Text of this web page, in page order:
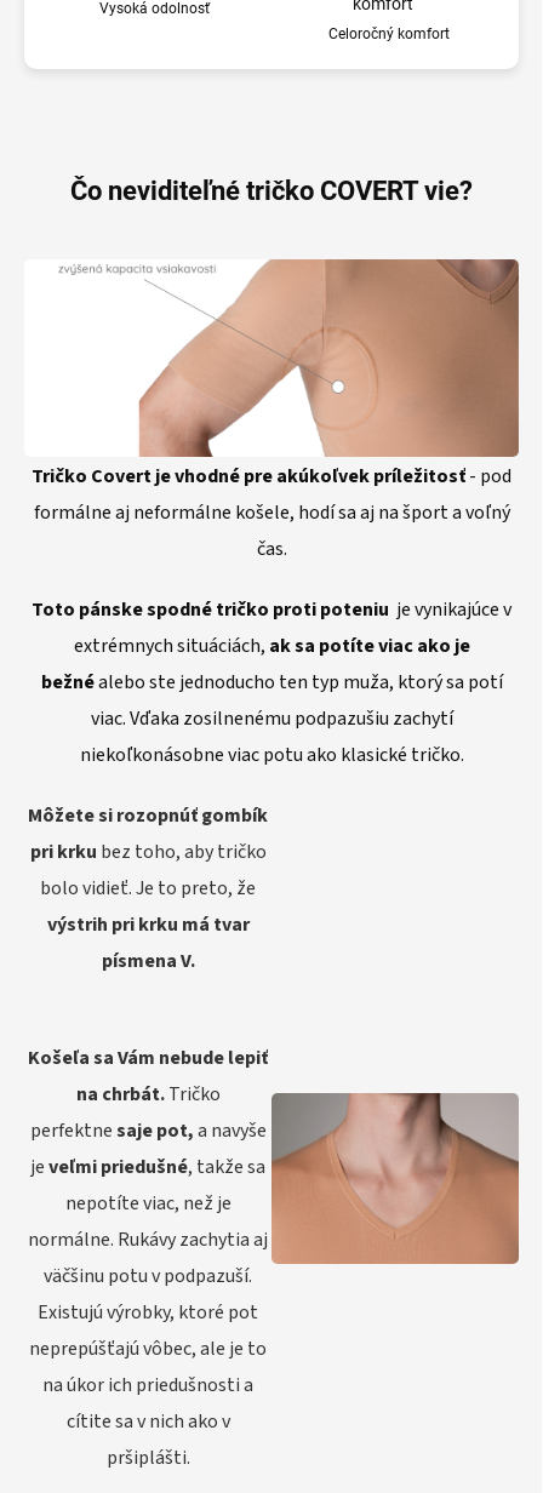
Vysoká odolnosť
Celoročný komfort
Čo neviditeľné tričko COVERT vie?
Tričko Covert je vhodné pre akúkoľvek príležitosť- pod
formálne aj neformálne košele, hodí sa aj na šport a voľný
čas.
Toto pánske spodné tričko proti poteniu je vynikajúce v
extrémnych situáciách, ak sa potíte viac ako je
bežnéalebo ste jednoducho ten typ muža, ktorý sa potí
viac. Vďaka zosilnenému podpazušiu zachytí
niekoľkonásobne viac potu ako klasické tričko.
Môžete si rozopnúť gombík
pri krku bez toho, aby tričko
bolo vidieť. Je to preto, že
výstrih pri krku má tvar
písmena V.
Košeľa sa Vám nebude lepiť
na chrbát. Tričko
perfektnesaje pot,a navyše
jeveľmi priedušné, takže sa
nepotíte viac, než je
normálne. Rukávy zachytia aj
väčšinu potu v podpazuší.
Existujú výrobky, ktoré pot
neprepúšťajú vôbec, ale je to
na úkor ich priedušnosti a
cítite sa v nich ako v
pršiplášti.